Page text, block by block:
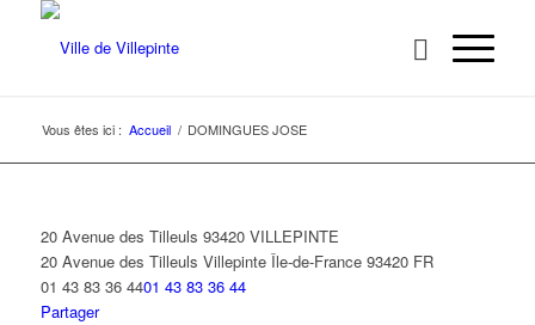
Vous êtes ici : Accueil / DOMINGUES JOSE
20 Avenue des Tilleuls 93420 VILLEPINTE
20 Avenue des Tilleuls Villepinte Île-de-France 93420 FR
01 43 83 36 4401 43 83 36 44
Partager